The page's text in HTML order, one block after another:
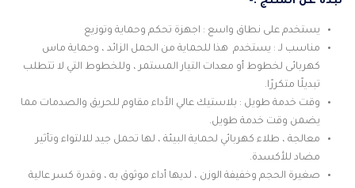
يستخدم على نطاق واسع : اجهزة تحكم وحماية وتوزيع
مناسب لـ : يستخدم هذا للحماية من الحمل الزائد ، وحماية ماس
كهربائى لخطوط أو معدات التيار المستمر ، وللخطوط التي لا تتطلب
تبديلًا متكررًا.
وقت خدمة طويل : بلاستيك عالي الأداء مقاوم للحريق والصدمات مما
يضمن وقت خدمة طويل.
معالجة ، طلاء كهربائي لحماية البيئة ، لها تحمل جيد للالتواء وتأثير
مضاد للأكسدة.
صغيرة الحجم وخفيفة الوزن ، لديها أداء موثوق به ، وقدرة كسر عالية